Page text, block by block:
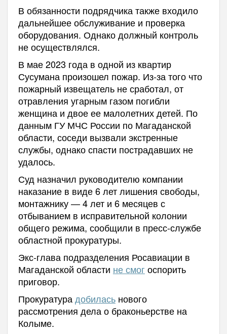
В обязанности подрядчика также входило
дальнейшее обслуживание и проверка
оборудования. Однако должный контроль
не осуществлялся.
В мае 2023 года в одной из квартир
Сусумана произошел пожар. Из-за того что
пожарный извещатель не сработал, от
отравления угарным газом погибли
женщина и двое ее малолетних детей. По
данным ГУ МЧС России по Магаданской
области, соседи вызвали экстренные
службы, однако спасти пострадавших не
удалось.
Суд назначил руководителю компании
наказание в виде 6 лет лишения свободы,
монтажнику — 4 лет и 6 месяцев с
отбыванием в исправительной колонии
общего режима, сообщили в пресс-службе
областной прокуратуры.
Экс-глава подразделения Росавиации в
Магаданской области не смог оспорить
приговор.
Прокуратура добиласьнового
рассмотрения дела о браконьерстве на
Колыме.